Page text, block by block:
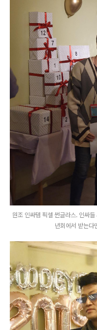
원조 인싸템 픽셀 썬글라스. 인싸
년회에서 받는다